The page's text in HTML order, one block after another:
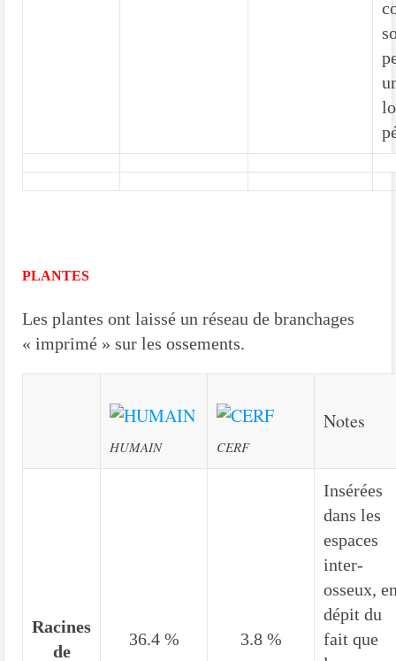
PLANTES
Les plantes ont laissé un réseau de branchages
« imprimé » sur les ossements.
HUMAIN CERF
Notes
Racines
de
36.4 % 3.8 %
Insérées
dans les
espaces
inter-
osseux,
dépit du
fait que